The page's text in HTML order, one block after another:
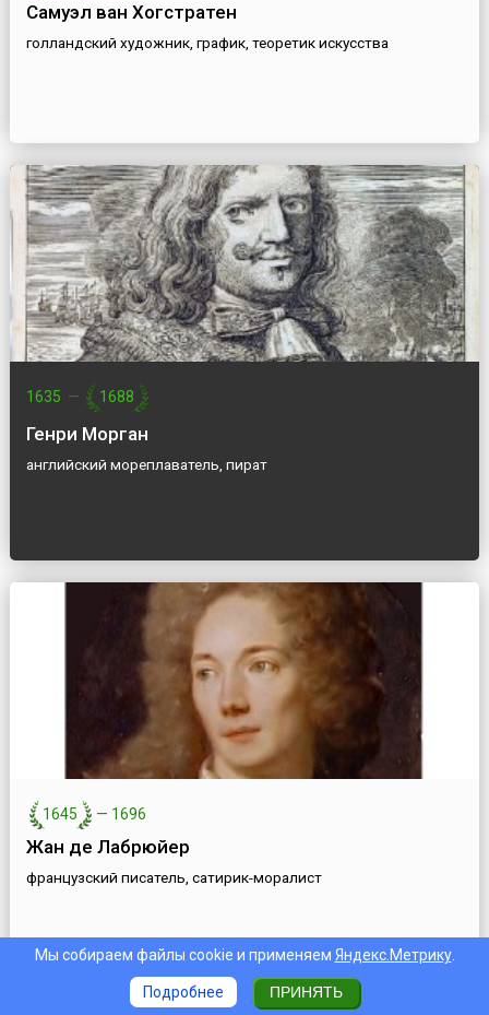
Самуэл ван Хогстратен
голландский художник, график, теоретик искусства
1635 — 1688
Генри Морган
английский мореплаватель, пират
1645 — 1696
Жан де Лабрюйер
французский писатель, сатирик-моралист
Мы собираем файлы cookie и применяем Яндекс.Метрику.
Подробнее ПРИНЯТЬ